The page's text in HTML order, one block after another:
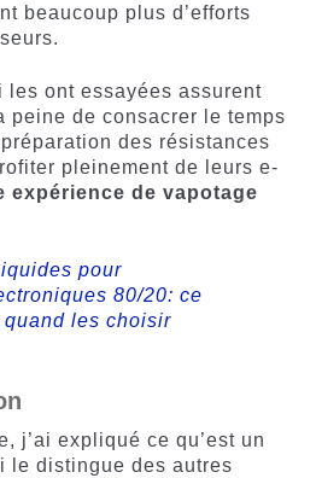
beaucoup plus d’efforts
les ont essayées assurent
peine de consacrer le temps
des résistances
pleinement de leurs e-
expérience de vapotage
pour
80/20: ce
quand les choisir
j’ai expliqué ce qu’est un
le distingue des autres